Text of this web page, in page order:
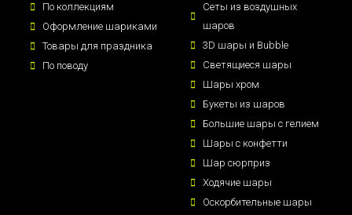
По коллекциям
Оформление шариками
Товары для праздника
По поводу
Сеты из воздушных
шаров
3D шары и Bubble
Светящиеся шары
Шары хром
Букеты из шаров
Большие шары с гелием
Шары с конфетти
Шар сюрприз
Ходячие шары
Оскорбительные шары